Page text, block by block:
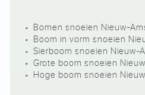
Bomen snoeien Nieuw-
Boom in vorm snoeien
Sierboom snoeien Nieuw-
Grote boom snoeien
Hoge boom snoeien